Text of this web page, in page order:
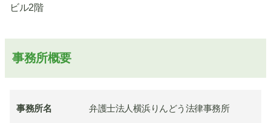
ビル2階
事務所概要
事務所名 弁護士法人横浜りんどう法律事務所